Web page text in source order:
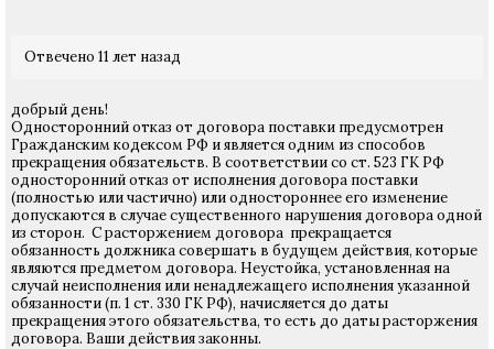
Отвечено 11 лет назад
добрый день!
Односторонний отказ от договора поставки предусмотрен
Гражданским кодексом РФ и является одним из способов
прекращения обязательств. В соответствии со ст. 523 ГК РФ
односторонний отказ от исполнения договора поставки
(полностью или частично) или одностороннее его изменение
допускаются в случае существенного нарушения договора одной
из сторон. С расторжением договора прекращается
обязанность должника совершать в будущем действия, которые
являются предметом договора. Неустойка, установленная на
случай неисполнения или ненадлежащего исполнения указанной
обязанности (п. 1 ст. 330 ГК РФ), начисляется до даты
прекращения этого обязательства, то есть до даты расторжения
договора. Ваши действия законны.